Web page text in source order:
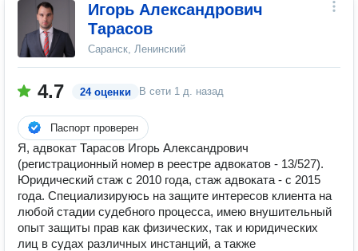
Игорь Александрович
Тарасов
Саранск, Ленинский
4.7 24 оценки В сети 1 д. назад
Паспорт проверен
Я, адвокат Тарасов Игорь Александрович
(регистрационный номер в реестре адвокатов - 13/527).
Юридический стаж с 2010 года, стаж адвоката - с 2015
года. Специализируюсь на защите интересов клиента на
любой стадии судебного процесса, имею внушительный
опыт защиты прав как физических, так и юридических
лиц в судах различных инстанций, а также